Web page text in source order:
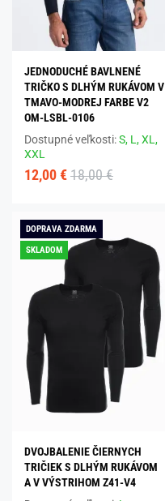
JEDNODUCHÉ BAVLNENÉ
TRIČKO S DLHÝM RUKÁVOM V
TMAVO-MODREJ FARBE V2
OM-LSBL-0106
Dostupné veľkosti:S, L,XL,
XXL
12,00 € 18,00 €
DOPRAVA ZDARMA
SKLADOM
DVOJBALENIE ČIERNYCH
TRIČIEK S DLHÝM RUKÁVOM
A V VÝSTRIHOM Z41-V4